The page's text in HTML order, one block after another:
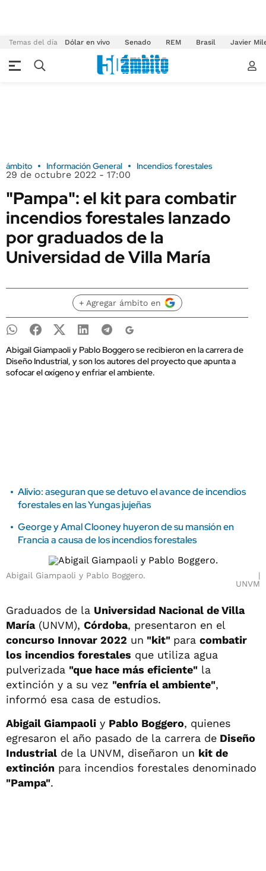
Temas del día Dólar en vivo Senado REM Brasil Javier
ámbito Información General Incendios forestales
29 de octubre 2022 - 17:00
"Pampa": el kit para combatir
incendios forestales lanzado
por graduados de la
Universidad de Villa María
+ Agregar ámbito en
Abigail Giampaoli y Pablo Boggero se recibieron en la carrera de
Diseño Industrial, y son los autores del proyecto que apunta a
sofocar el oxígeno y enfriar el ambiente.
Alivio: aseguran que se detuvo el avance de incendios
forestales en las Yungas jujeñas
George y Amal Clooney huyeron de su mansión en
Francia a causa de los incendios forestales
Abigail Giampaoli y Pablo Boggero.
UNVM
Graduados de la Universidad Nacional de Villa
María(UNVM), Córdoba, presentaron en el
concurso Innovar 2022 un "kit" para combatir
los incendios forestales que utiliza agua
pulverizada "que hace más eficiente" la
extinción y a su vez "enfría el ambiente",
informó esa casa de estudios.
Abigail Giampaoli y Pablo Boggero, quienes
egresaron el año pasado de la carrera de Diseño
Industrial de la UNVM, diseñaron un kit de
extinción para incendios forestales denominado
"Pampa".